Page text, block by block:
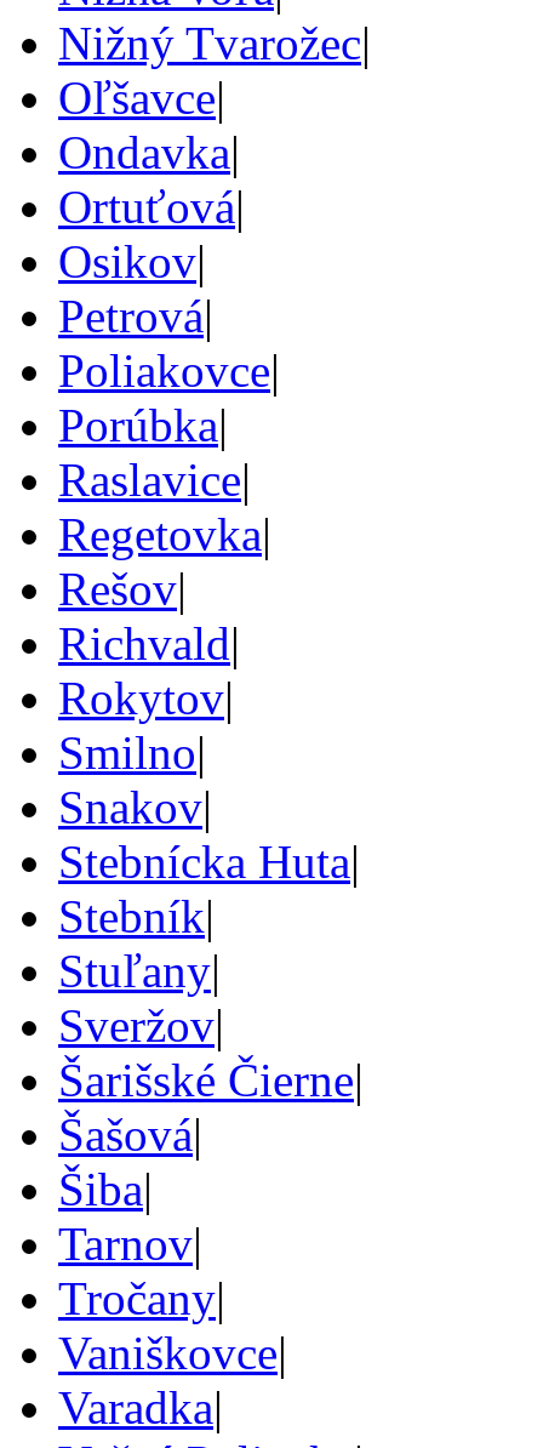
Nižný Tvarožec|
Oľšavce|
Ondavka|
Ortuťová|
Osikov|
Petrová|
Poliakovce|
Porúbka|
Raslavice|
Regetovka|
Rešov|
Richvald|
Rokytov|
Smilno|
Snakov|
Stebnícka Huta|
Stebník|
Stuľany|
Sveržov|
Šarišské Čierne|
Šašová|
Šiba|
Tarnov|
Tročany|
Vaniškovce|
Varadka|